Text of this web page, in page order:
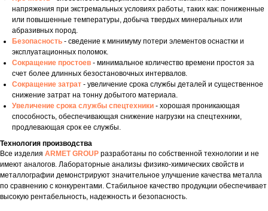
напряжения при экстремальных условиях работы, таких как: пониженные
или повышенные температуры, добыча твердых минеральных или
абразивных пород.
Безопасность - сведение к минимуму потери элементов оснастки и
эксплуатационных поломок.
Сокращение простоев - минимальное количество времени простоя за
счет более длинных безостановочных интервалов.
Сокращение затрат - увеличение срока службы деталей и существенное
снижение затрат на тонну добытого материала.
Увеличение срока службы спецтехники - хорошая проникающая
способность, обеспечивающая снижение нагрузки на спецтехники,
продлевающая срок ее службы.
Технология производства
Все изделия ARMET GROUP разработаны по собственной технологии и не
имеют аналогов. Лабораторные анализы физико-химических свойств и
металлографии демонстрируют значительное улучшение качества металла
по сравнению с конкурентами. Стабильное качество продукции обеспечивает
высокую рентабельность, надежность и безопасность.